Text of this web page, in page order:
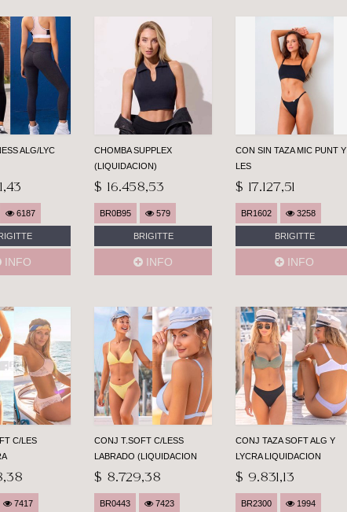
ALG/LYC
6187
INFO
CHOMBA SUPPLEX
(LIQUIDACION)
$ 16.458,53
BR0B95 579
BRIGITTE
INFO
CON SIN TAZA MIC PUNT Y
LES
$ 17.127,51
BR1602 3258
BRIGITTE
INFO
C/LES
7417
CONJ T.SOFT C/LESS
LABRADO (LIQUIDACION
$ 8.729,38
BR0443 7423
CONJ TAZA SOFT ALG Y
LYCRA LIQUIDACION
$ 9.831,13
BR2300 1994